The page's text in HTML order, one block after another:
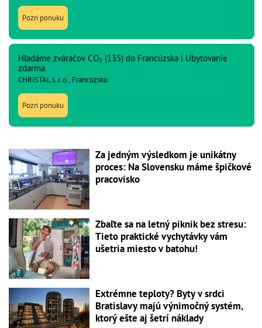
Pozri ponuku
Hľadáme zváračov CO₂ (135) do Francúzska | Ubytovanie
zdarma
CHRISTAL s. r. o., Francúzsko
Pozri ponuku
Za jedným výsledkom je unikátny
proces: Na Slovensku máme špičkové
pracovisko
Zbaľte sa na letný piknik bez stresu:
Tieto praktické vychytávky vám
ušetria miesto v batohu!
Extrémne teploty? Byty v srdci
Bratislavy majú výnimočný systém,
ktorý ešte aj šetrí náklady